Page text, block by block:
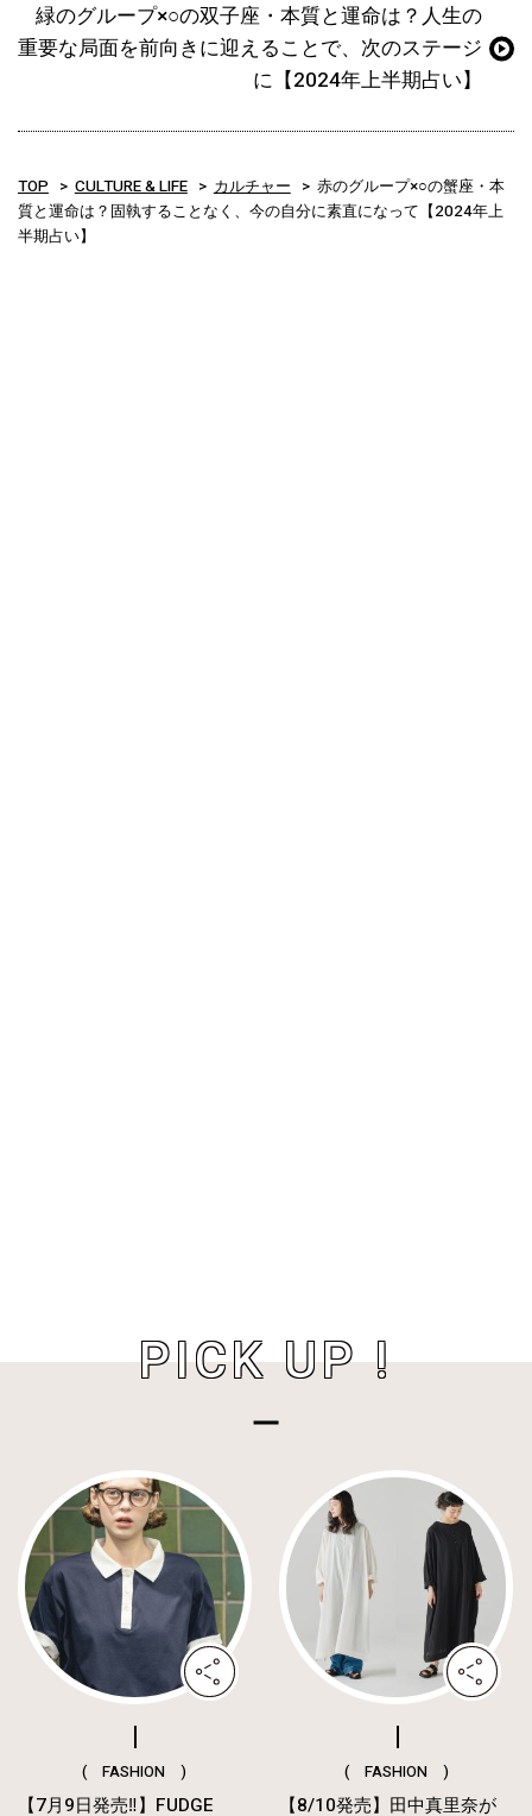
緑のグループ×○の双子座・本質と運命は？人生の
重要な局面を前向きに迎えることで、次のステージ
に【2024年上半期占い】
TOP CULTURE & LIFE カルチャー
赤のグループ×○の蟹座・本
質と運命は？固執することなく、今の自分に素直になって【2024年上
半期占い】
PICK UP !
( FASHION )
【7月9日発売‼︎】FUDGE
( FASHION )
【8/10発売】田中真里奈が